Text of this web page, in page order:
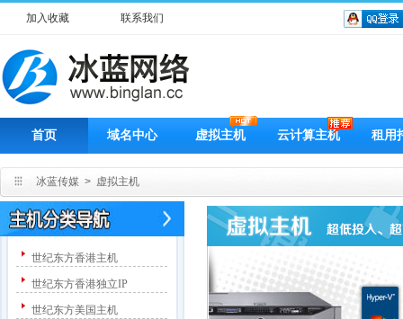
加入收藏 联系我们
首页 域名中心 虚拟主机 云计算主机 租用
冰蓝传媒 > 虚拟主机
世纪东方香港主机
世纪东方香港独立IP
世纪东方美国主机